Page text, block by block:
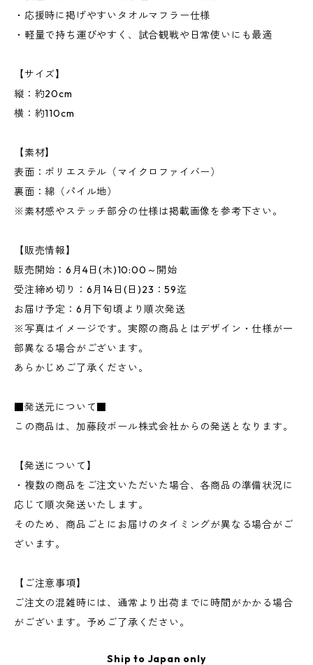
・応援時に掲げやすいタオルマフラー仕様
・軽量で持ち運びやすく、試合観戦や日常使いにも最適
【サイズ】
縦：約20cm
横：約110cm
【素材】
表面：ポリエステル（マイクロファイバー）
裏面：綿（パイル地）
※素材感やステッチ部分の仕様は掲載画像を参考下さい。
【販売情報】
販売開始：6月4日(木)10:00～開始
受注締め切り：6月14日(日)23：59迄
お届け予定：6月下旬頃より順次発送
※写真はイメージです。実際の商品とはデザイン・仕様が一
部異なる場合がございます。
あらかじめご了承ください。
■発送元について■
この商品は、加藤段ボール株式会社からの発送となります。
【発送について】
・複数の商品をご注文いただいた場合、各商品の準備状況に
応じて順次発送いたします。
そのため、商品ごとにお届けのタイミングが異なる場合がご
ざいます。
【ご注意事項】
ご注文の混雑時には、通常より出荷までに時間がかかる場合
がございます。予めご了承ください。
Ship to Japan only